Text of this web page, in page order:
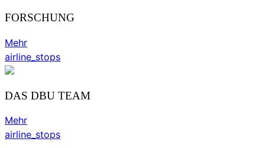
FORSCHUNG
Mehr
airline_stops
DAS DBU TEAM
Mehr
airline_stops